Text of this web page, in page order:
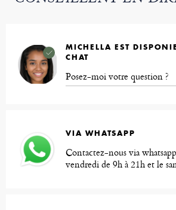
MICHELLA EST
CHAT
Posez-moi votre question ?
VIA WHATSAPP
Contactez-nous via
vendredi de 9h à 21h et le